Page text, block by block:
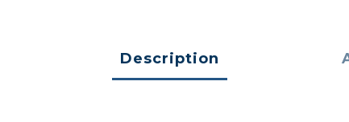
Description